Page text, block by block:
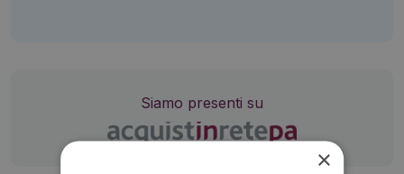
Siamo presenti su
×